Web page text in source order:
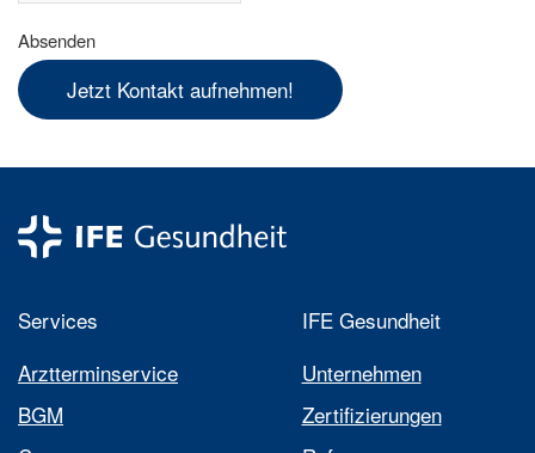
Absenden
Jetzt Kontakt aufnehmen!
Services
Arztterminservice
BGM
IFE Gesundheit
Unternehmen
Zertifizierungen